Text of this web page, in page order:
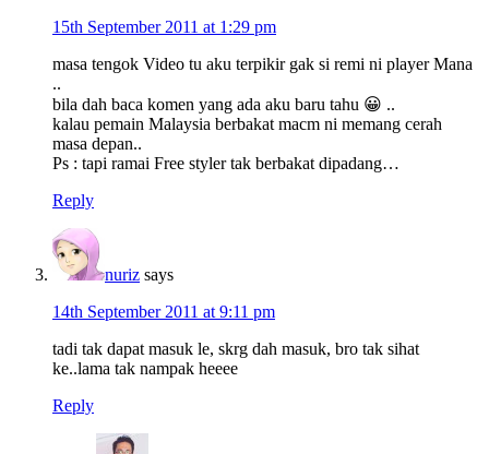
15th September 2011 at 1:29 pm
masa tengok Video tu aku terpikir gak si remi ni player Mana
..
bila dah baca komen yang ada aku baru tahu 😀 ..
kalau pemain Malaysia berbakat macm ni memang cerah
masa depan..
Ps : tapi ramai Free styler tak berbakat dipadang…
Reply
nuriz says
14th September 2011 at 9:11 pm
tadi tak dapat masuk le, skrg dah masuk, bro tak sihat
ke..lama tak nampak heeee
Reply